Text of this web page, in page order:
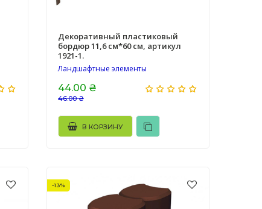
Декоративный пластиковый
бордюр 11,6 см*60 см, артикул
1921-1.
Ландшафтные элементы
44.00 ₴
46.00 ₴
В КОРЗИНУ
-13%